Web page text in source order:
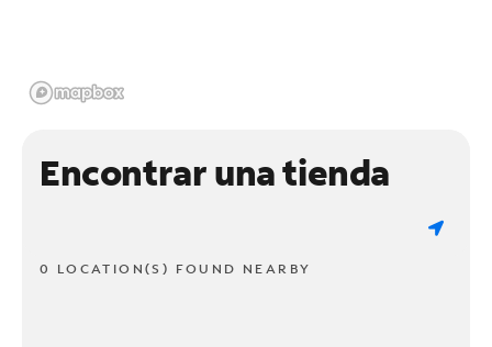
Encontrar una tienda
0 LOCATION(S) FOUND NEARBY